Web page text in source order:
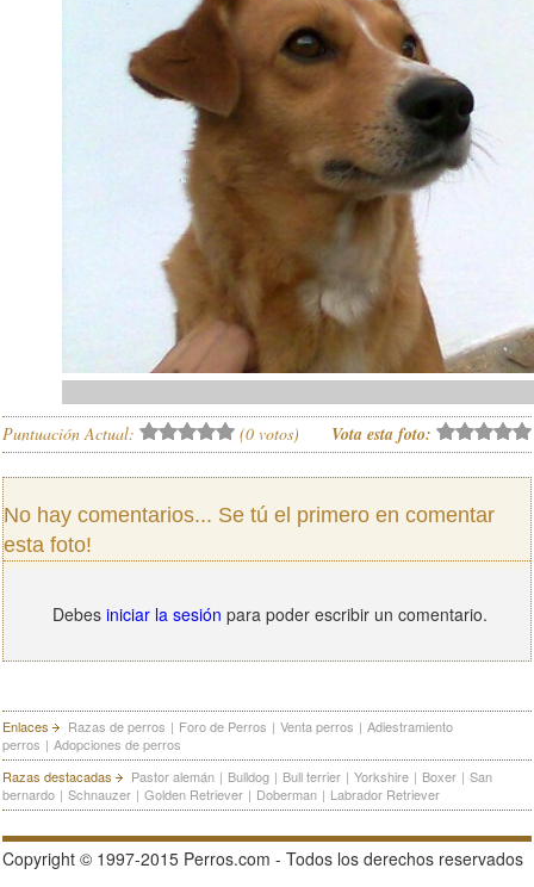
Puntuación Actual: (0 votos) Vota esta foto:
No hay comentarios... Se tú el primero en comentar
esta foto!
Debes iniciar la sesión para poder escribir un comentario.
Enlaces Razas de perros | Foro de Perros | Venta perros | Adiestramiento
perros | Adopciones de perros
Razas destacadas
Pastor alemán | Bulldog | Bull terrier | Yorkshire | Boxer | San
bernardo | Schnauzer | Golden Retriever | Doberman | Labrador Retriever
Copyright © 1997-2015 Perros.com - Todos los derechos reservados